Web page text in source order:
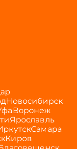
Новосибирск
Воронеж
Ярославль
Самара
Киров